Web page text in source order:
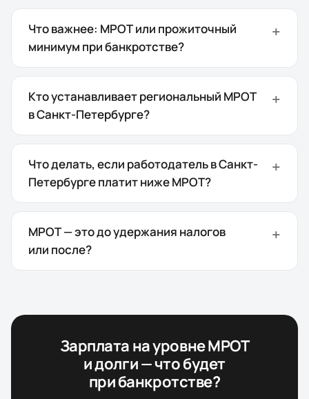
Что важнее: МРОТ или прожиточный
минимум при банкротстве?
Кто устанавливает региональный МРОТ
в Санкт-Петербурге?
Что делать, если работодатель в Санкт-
Петербурге платит ниже МРОТ?
МРОТ — это до удержания налогов
или после?
Зарплата на уровне МРОТ
и долги — что будет
при банкротстве?